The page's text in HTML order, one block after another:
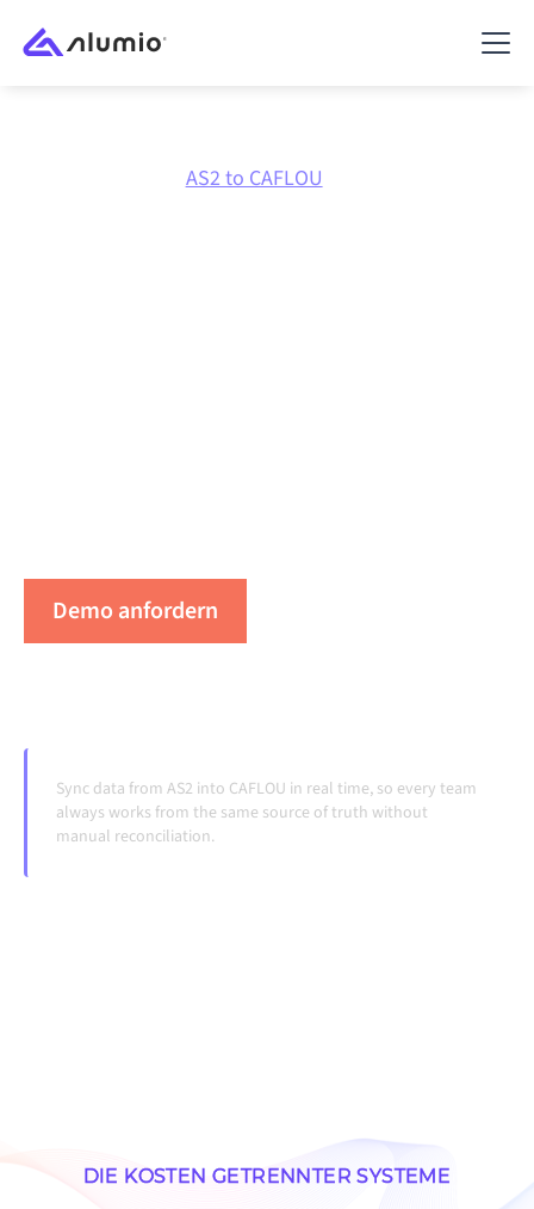
AS2 to CAFLOU
Demo anfordern
Sync data from AS2 into CAFLOU in real time, so every team
always works from the same source of truth without
manual reconciliation.
DIE KOSTEN GETRENNTER SYSTEME